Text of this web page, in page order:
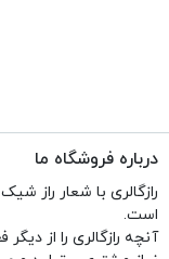
درباره فروشگاه ما
است.
آنچه رازگالری را از